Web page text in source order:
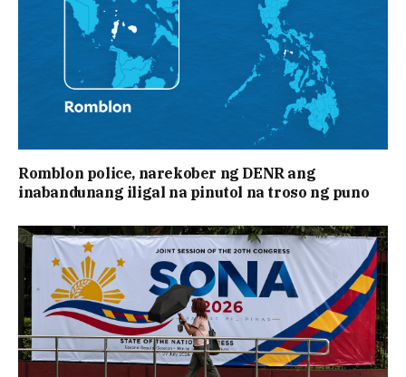
Romblon police, narekober ng DENR ang
inabandunang iligal na pinutol na troso ng puno